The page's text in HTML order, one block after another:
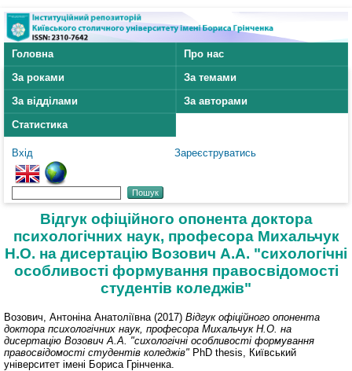
Головна
Про нас
За роками
За темами
За відділами
За авторами
Статистика
Вхід Зареєструватись
Відгук офіційного опонента доктора
психологічних наук, професора Михальчук
Н.О. на дисертацію Возович А.А. "сихологічні
особливості формування правосвідомості
студентів коледжів"
Возович, Антоніна Анатоліївна (2017) Відгук офіційного опонента
доктора психологічних наук, професора Михальчук Н.О. на
дисертацію Возович А.А. "сихологічні особливості формування
правосвідомості студентів коледжів" PhD thesis, Київський
університет імені Бориса Грінченка.